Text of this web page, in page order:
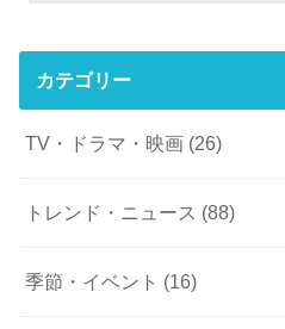
カテゴリー
TV・ドラマ・映画 (26)
トレンド・ニュース (88)
季節・イベント (16)